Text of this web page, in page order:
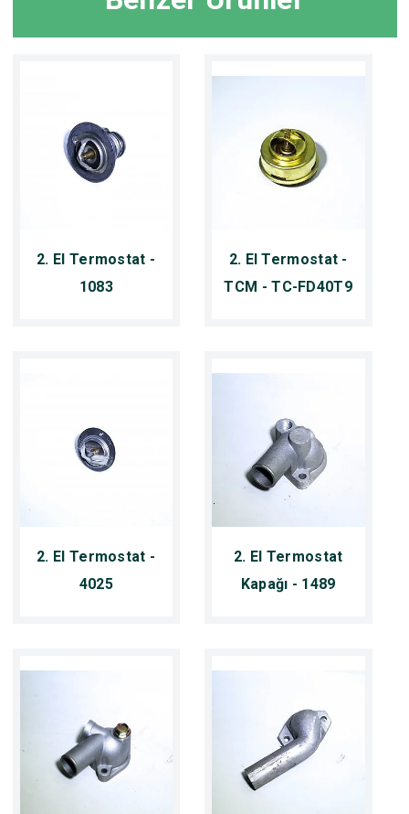
2. El Termostat -
1083
2. El Termostat -
TCM - TC-FD40T9
2. El Termostat -
4025
2. El Termostat
Kapağı - 1489